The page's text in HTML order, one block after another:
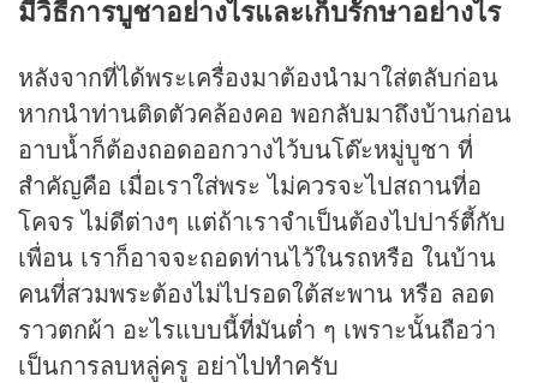
มีวิธีการบูชาอย่างไรและเก็บรักษาอย่างไร
หลังจากที่ได้พระเครื่องมาต้องนำมาใส่ตลับก่อน
หากนำท่านติดตัวคล้องคอ พอกลับมาถึงบ้านก่อน
อาบน้ำก็ต้องถอดออกวางไว้บนโต๊ะหมู่บูชา ที่
สำคัญคือ เมื่อเราใส่พระ ไม่ควรจะไปสถานที่อ
โคจร ไม่ดีต่างๆ แต่ถ้าเราจำเป็นต้องไปปาร์ตี้กับ
เพื่อน เราก็อาจจะถอดท่านไว้ในรถหรือ ในบ้าน
คนที่สวมพระต้องไม่ไปรอดใต้สะพาน หรือ ลอด
ราวตกผ้า อะไรแบบนี้ที่มันต่ำ ๆ เพราะนั้นถือว่า
เป็นการลบหลู่ครู อย่าไปทำครับ